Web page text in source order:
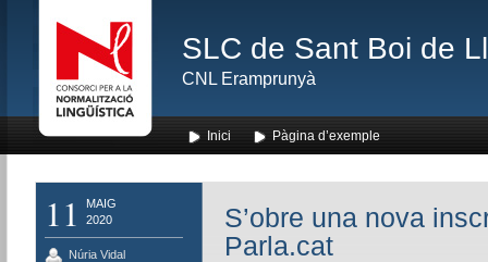
SLC de Sant Boi de
CNL Eramprunyà
Inici Pàgina d’exemple
11
MAIG
2020
Núria Vidal
S’obre una nova
Parla.cat